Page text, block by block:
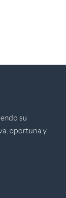
su
oportuna y